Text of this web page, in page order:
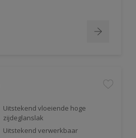
Uitstekend vloeiende hoge
zijdeglanslak
Uitstekend verwerkbaar